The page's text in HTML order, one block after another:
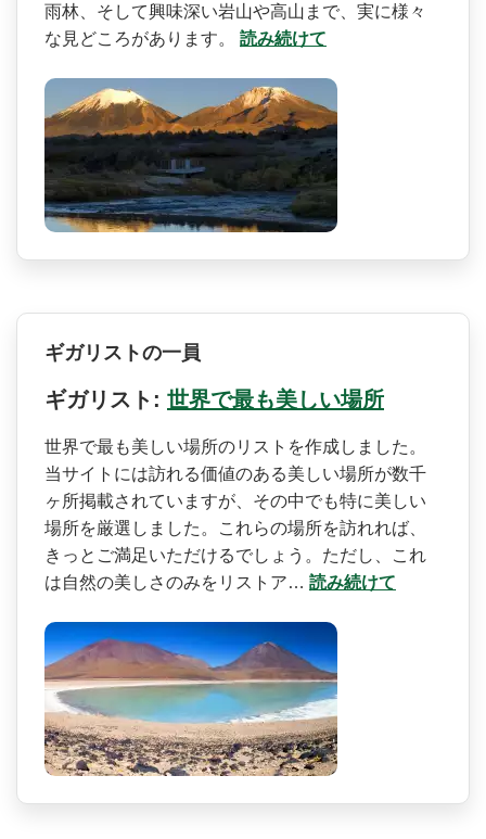
雨林、そして興味深い岩山や高山まで、実­に様々
な見どころがあります。 読み続けて
ギガリストの一員
ギガリスト: 世界で最も美しい場所
世界で最も美しい場所のリス­トを作成しました。
当サイトには訪れる価値のある美­しい場所が数千
ヶ所掲載されていますが、その中でも­特に美しい
場所を厳選しました。これらの場所を訪れ­れば、
きっとご満足いただけるでしょう。ただし、こ­れ
は自然の美しさのみをリストア… 読み続けて